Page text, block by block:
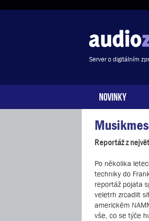
Server o digitálním
NOVINKY
Reportáž z
Po několika
techniky do
reportáž pojata
veletrh zrcadlit
americkém
vše, co se týče